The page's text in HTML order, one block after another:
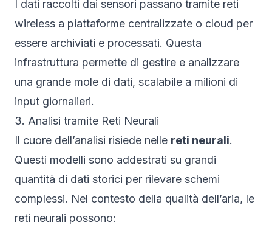
I dati raccolti dai sensori passano tramite reti
wireless a piattaforme centralizzate o cloud per
essere archiviati e processati. Questa
infrastruttura permette di gestire e analizzare
una grande mole di dati, scalabile a milioni di
input giornalieri.
3. Analisi tramite Reti Neurali
Il cuore dell’analisi risiede nelle reti neurali.
Questi modelli sono addestrati su grandi
quantità di dati storici per rilevare schemi
complessi. Nel contesto della qualità dell’aria, le
reti neurali possono: